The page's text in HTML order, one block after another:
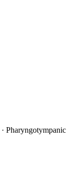
· Pharyngotympanic